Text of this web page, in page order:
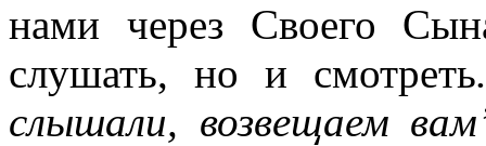
нами через Своего
слушать, но и смотреть
слышали, возвещаем